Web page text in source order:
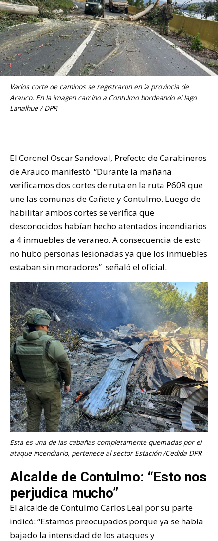
Varios corte de caminos se registraron en la provincia de
Arauco. En la imagen camino a Contulmo bordeando el lago
Lanalhue / DPR
El Coronel Oscar Sandoval, Prefecto de Carabineros
de Arauco manifestó: “Durante la mañana
verificamos dos cortes de ruta en la ruta P60R que
une las comunas de Cañete y Contulmo. Luego de
habilitar ambos cortes se verifica que
desconocidos habían hecho atentados incendiarios
a 4 inmuebles de veraneo. A consecuencia de esto
no hubo personas lesionadas ya que los inmuebles
estaban sin moradores” señaló el oficial.
Esta es una de las cabañas completamente quemadas por el
ataque incendiario, pertenece al sector Estación /Cedida DPR
Alcalde de Contulmo: “Esto nos
perjudica mucho”
El alcalde de Contulmo Carlos Leal por su parte
indicó: “Estamos preocupados porque ya se había
bajado la intensidad de los ataques y